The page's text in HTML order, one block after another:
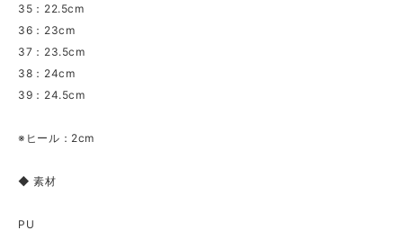
35：22.5cm
36：23cm
37：23.5cm
38：24cm
39：24.5cm
※ヒール：2cm
◆ 素材
PU